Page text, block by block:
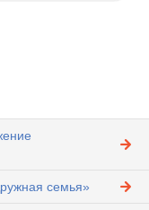
семья»